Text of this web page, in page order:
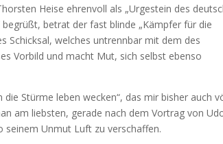
Heise ehrenvoll als „Urgestein des
begrüßt, betrat der fast blinde „Kämpfer für die
Schicksal, welches untrennbar mit dem des
Vorbild und macht Mut, sich selbst ebenso
Stürme leben wecken“, das mir bisher auch
am liebsten, gerade nach dem Vortrag von
seinem Unmut Luft zu verschaffen.